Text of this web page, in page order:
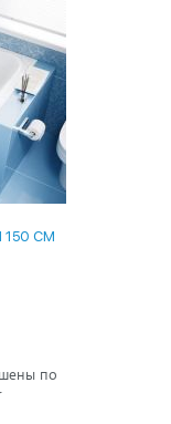
150 СМ
по